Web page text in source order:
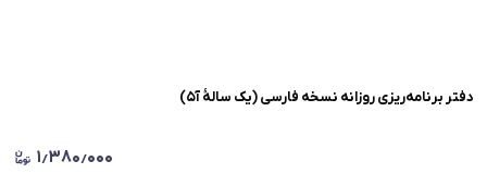
دفتر برنامه‌ریزی‌ روزانه نسخه فارسی (یک سالهٔ آ۵)
۱٫۳۸۰٫۰۰۰